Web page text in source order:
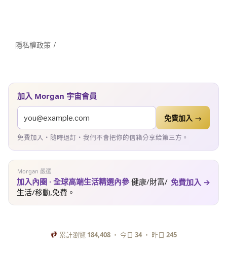
隱私權政策
加入 Morgan 宇宙會員
免費加入 →
免費加入・隨時退訂・我們不會把你的信箱分享給第三方。
Morgan 嚴選
加入內圈 · 全球高端生活精選內參健康/財富/
生活/移動,免費。
免費加入 →
累計瀏覽 184,408・ 今日 34・ 昨日 245